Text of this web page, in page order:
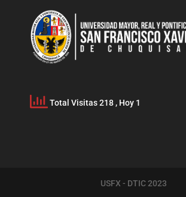
Total Visitas 218 , Hoy 1
USFX - DTIC 2023